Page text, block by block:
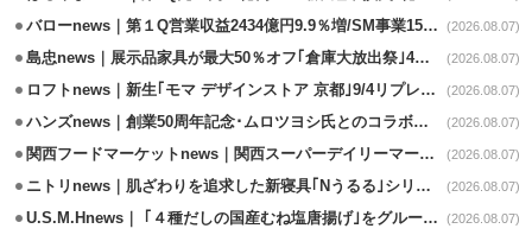
バローnews｜第１Q営業収益2434億円9.9％増/SM事業15.5％増と絶好調 (2026.08.07)
島忠news｜展示品家具が最大50％オフ｢倉庫大放出祭｣4店舗限定で開催 (2026.08.07)
ロフトnews｜新生｢モマ デザインストア 京都｣9/4リプレイスオープン (2026.08.07)
ハンズnews｜創業50周年記念･ムロツヨシ氏とのコラボ企画｢ムロハンズ｣開催 (2026.08.07)
関西フードマーケットnews｜関西スーパーデイリーマート蒲生店8/7改装 (2026.08.07)
ニトリnews｜肌ざわりを追求した新寝具｢Nうるる｣シリーズを発売 (2026.08.07)
U.S.M.Hnews｜ ｢４種だしの国産むね塩唐揚げ｣をグループ610店で共同販促 (2026.08.07)